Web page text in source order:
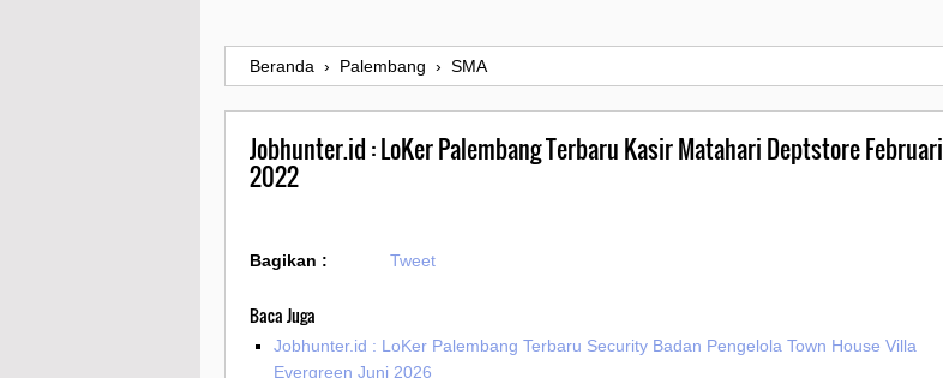
Beranda › Palembang › SMA
Jobhunter.id : LoKer Palembang Terbaru Kasir Matahari Deptstore Februari
2022
Bagikan : Tweet
Baca Juga
Jobhunter.id : LoKer Palembang Terbaru Security Badan Pengelola Town House Villa
Evergreen Juni 2026